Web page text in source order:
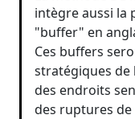
intègre aussi la
"buffer" en
Ces buffers
stratégiques de
des endroits
des ruptures de